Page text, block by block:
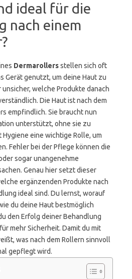
ideal für die
nach einem
Dermarollersstellen sich oft
Gerät genutzt, um deine Haut zu
welche Produkte danach
Die Haut ist nach dem
empfindlich. Sie braucht nun
unterstützt, ohne sie zu
eine wichtige Rolle, um
Fehler bei der Pflege können die
sogar unangenehme
Genau hier setzt dieser
ergänzenden Produkte nach
ideal sind. Du lernst, worauf
du deine Haut bestmöglich
den Erfolg deiner Behandlung
mehr Sicherheit. Damit du mit
was nach dem Rollern sinnvoll
gepflegt wird.